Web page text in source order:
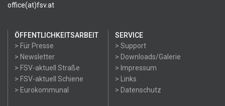
office(at)fsv.at
ÖFFENTLICHKEITSARBEIT
> Für Presse
> Newsletter
> FSV-aktuell Straße
> FSV-aktuell Schiene
> Eurokommunal
SERVICE
> Support
> Downloads/Galerie
> Impressum
> Links
> Datenschutz